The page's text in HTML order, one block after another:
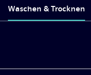
Waschen & Trocknen